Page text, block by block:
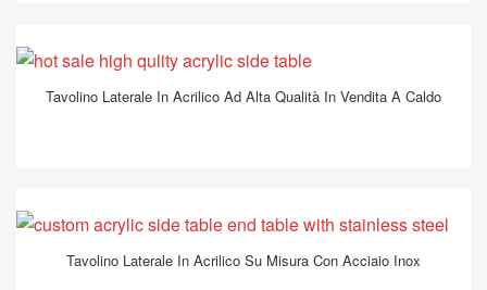
Tavolino Laterale In Acrilico Ad Alta Qualità In Vendita A Caldo
Tavolino Laterale In Acrilico Su Misura Con Acciaio Inox